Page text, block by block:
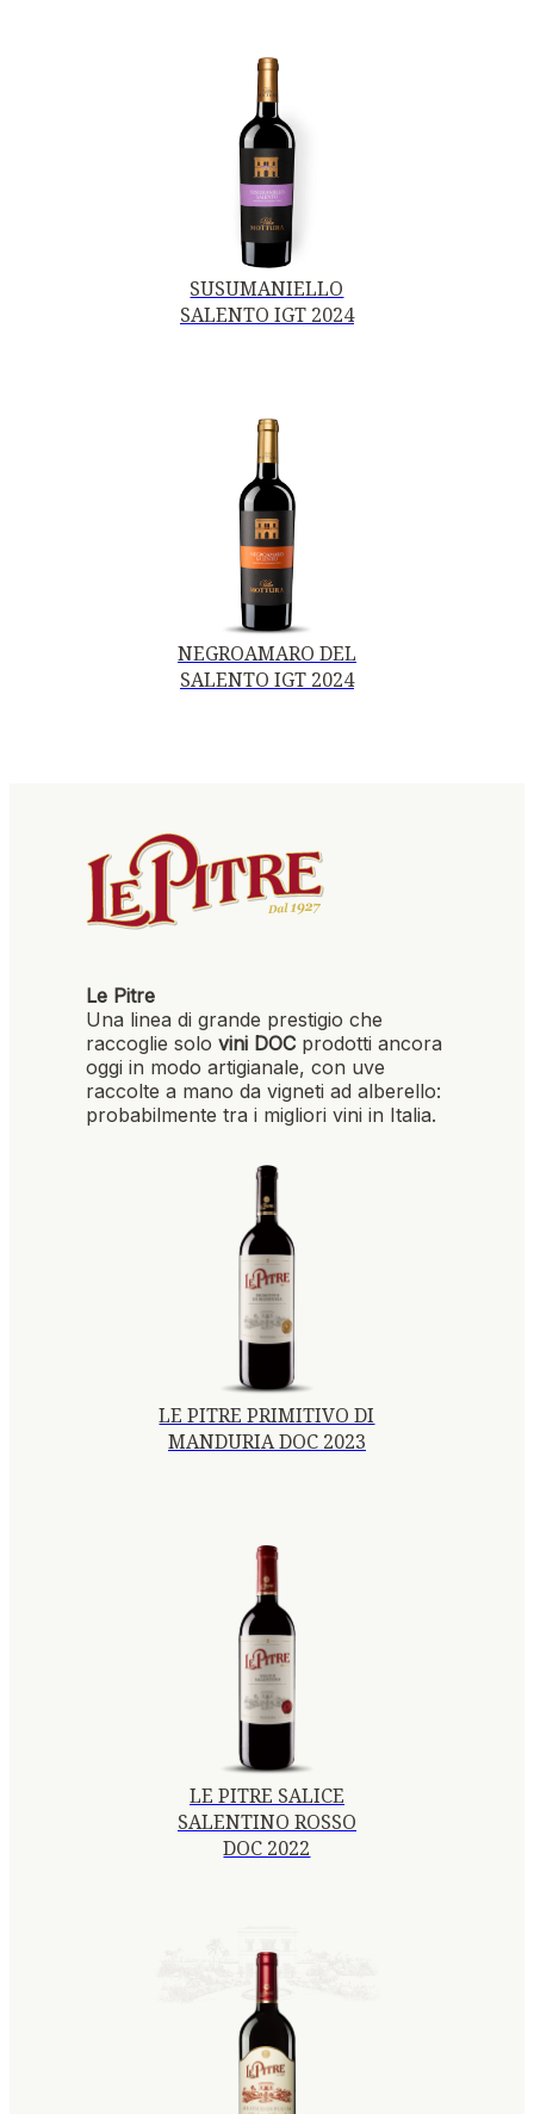
SUSUMANIELLO
SALENTO IGT 2024
NEGROAMARO DEL
SALENTO IGT 2024
Le Pitre
Una linea di grande prestigio che
raccoglie solo vini DOCprodotti ancora
oggi in modo artigianale, con uve
raccolte a mano da vigneti ad alberello:
probabilmente tra i migliori vini in Italia.
LE PITRE PRIMITIVO DI
MANDURIA DOC 2023
LE PITRE SALICE
SALENTINO ROSSO
DOC 2022